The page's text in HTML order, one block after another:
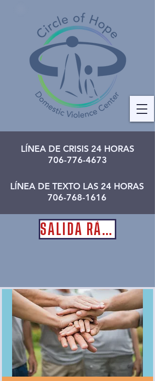
LÍNEA DE CRISIS 24 HORAS
706-776-4673
LÍNEA DE TEXTO LAS 24 HORAS
706-768-1616